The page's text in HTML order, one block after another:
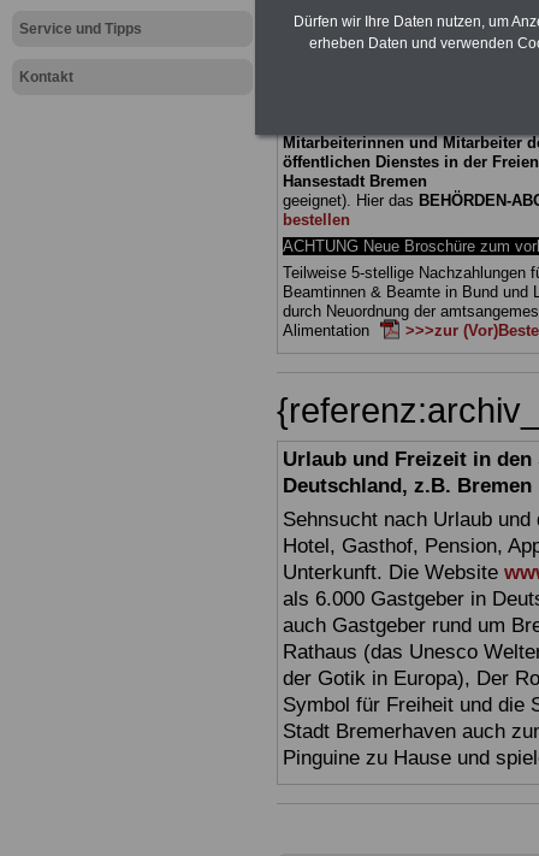
Service und Tipps
Kontakt
25,00 Euro: Wissenswertes für
und Beamte,
Mitarbeiterinnen und Mitarbeiter
öffentlichen Dienstes in der
Hansestadt Bremen
geeignet). Hier das BEHÖRDEN-
bestellen
ACHTUNG Neue Broschüre zum
Teilweise 5-stellige Nachzahlungen
Beamtinnen & Beamte in Bund und
durch Neuordnung der
Alimentation
>>>zur
Urlaub und Freizeit in
Deutschland, z.B. Bremen
Sehnsucht nach Urlaub
Hotel, Gasthof, Pension,
Unterkunft. Die Website
als 6.000 Gastgeber in
auch Gastgeber rund um
Rathaus (das Unesco
der Gotik in Europa), Der
Symbol für Freiheit und die
Stadt Bremerhaven auch
Pinguine zu Hause und
Dürfen wir Ihre Daten nutzen, um
erheben Daten und verwenden